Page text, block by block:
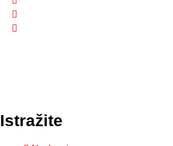
Istražite